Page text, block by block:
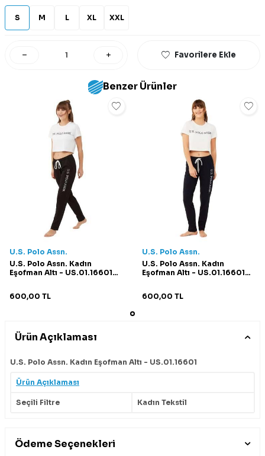
S M L XL XXL
Favorilere Ekle
Benzer Ürünler
U.S. Polo Assn.
U.S. Polo Assn. Kadın
Eşofman Altı - US.01.16601
600,00 TL
U.S. Polo Assn.
U.S. Polo Assn. Kadın
Eşofman Altı - US.01.16601
600,00 TL
Ürün Açıklaması
U.S. Polo Assn. Kadın Eşofman Altı - US.01.16601
Ürün Açıklaması
Seçili Filtre Kadın Tekstil
Ödeme Seçenekleri